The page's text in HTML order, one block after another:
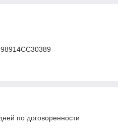
по договоренности